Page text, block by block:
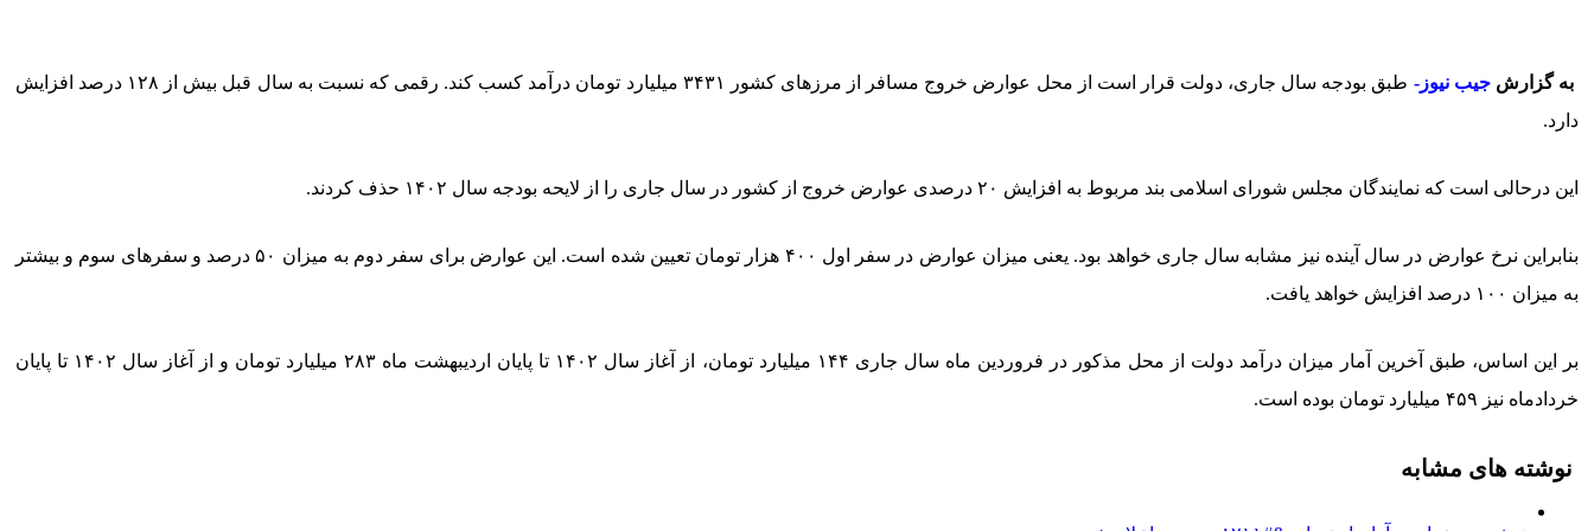
به گزارش جیب نیوز-
طبق بودجه سال جاری، دولت قرار است از محل عوارض خروج مسافر از مرزهای کشور ۳۴۳۱ میلیارد تومان درآمد کسب کند. رقمی که نسبت به سال قبل بیش از ۱۲۸ درصد افزایش
دارد.
این درحالی است که نمایندگان مجلس شورای اسلامی بند مربوط به افزایش ۲۰ درصدی عوارض خروج از کشور در سال جاری را از لایحه بودجه سال ۱۴۰۲ حذف کردند.
بنابراین نرخ عوارض در سال آینده نیز مشابه سال جاری خواهد بود. یعنی میزان عوارض در سفر اول ۴۰۰ هزار تومان تعیین شده است. این عوارض برای سفر دوم به میزان ۵۰ درصد و سفرهای سوم و بیشتر
به میزان ۱۰۰ درصد افزایش خواهد یافت.
بر این اساس، طبق آخرین آمار میزان درآمد دولت از محل مذکور در فروردین ماه سال جاری ۱۴۴ میلیارد تومان، از آغاز سال ۱۴۰۲ تا پایان اردیبهشت ماه ۲۸۳ میلیارد تومان و از آغاز سال ۱۴۰۲ تا پایان
خردادماه نیز ۴۵۹ میلیارد تومان بوده است.
نوشته های مشابه